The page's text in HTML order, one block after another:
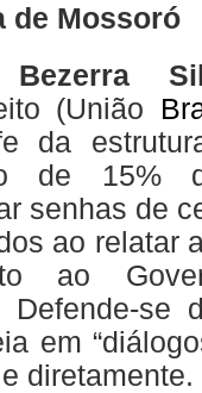
de Mossoró
(União
da
de 15%
senhas de
ao relatar
ao
Defende-se
em
diretamente.